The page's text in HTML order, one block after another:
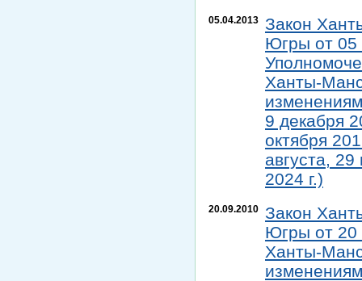
05.04.2013
Закон
Югры от 05
Ханты-
9 декабря
октября
августа,
2024 г.)
20.09.2010
Закон
Югры от 20
Ханты-